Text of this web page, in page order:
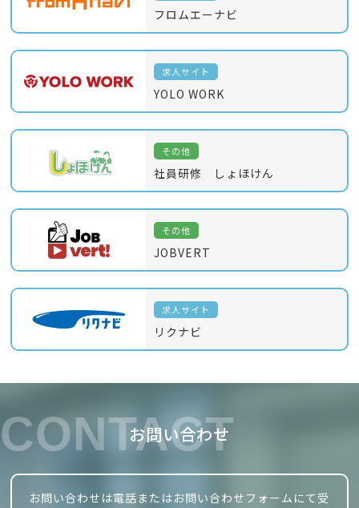
フロムエーナビ
求人サイト
YOLO WORK
その他
社員研修 しょほけん
その他
JOBVERT
求人サイト
リクナビ
お問い合わせ
CONTACT
お問い合わせは電話またはお問い合わせフォームにて受